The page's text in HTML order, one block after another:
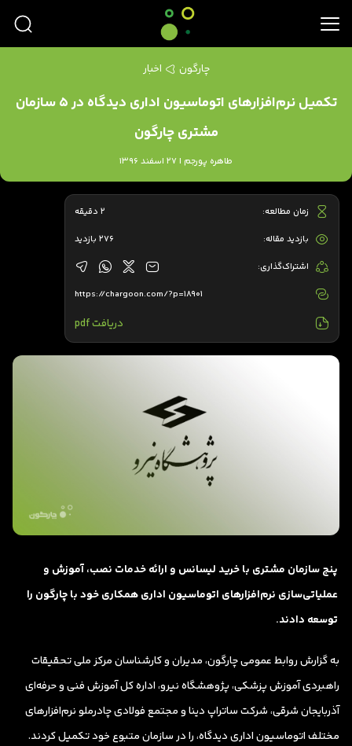
چارگون اخبار
تکمیل نرم‌افزارهای اتوماسیون اداری دیدگاه در 5 سازمان‌
مشتری چارگون
طاهره پورجم | 27 اسفند 1396
پنج سازمان مشتری با خرید لیسانس و ارائه خدمات نصب، آموزش و
عملیاتی‌سازی نرم‌افزارهای اتوماسیون اداری همکاری خود با چارگون را
توسعه دادند.
به گزارش روابط عمومی چارگون، مدیران و کارشناسان مرکز ملی تحقیقات
راهبردی آموزش پزشکی، پژوهشگاه نیرو، اداره کل آموزش فنی و حرفه‌ای
آذربایجان شرقی، شرکت ساتراپ دینا و مجتمع فولادی چادرملو نرم‌افزارهای
مختلف اتوماسیون اداری دیدگاه، را در سازمان متبوع خود تکمیل کردند.
زمان مطالعه: 2 دقیقه
بازدید مقاله: 276 بازدید
اشتراک‌گذاری:
https://chargoon.com/?p=18901
دریافت pdf